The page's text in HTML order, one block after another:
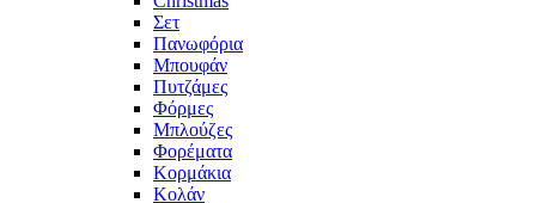
Σετ
Πανωφόρια
Μπουφάν
Πυτζάμες
Φόρμες
Μπλούζες
Φορέματα
Κορμάκια
Κολάν